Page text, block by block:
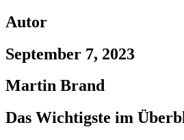
Autor
September 7, 2023
Martin Brand
Das Wichtigste im